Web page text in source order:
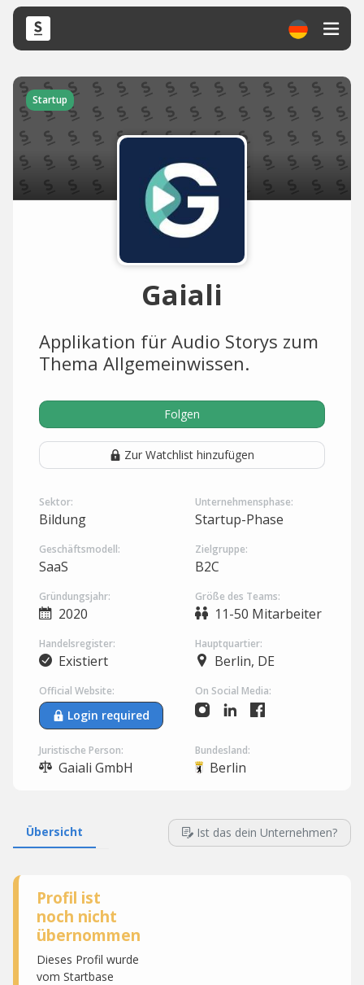
Startup
Gaiali
Applikation für Audio Storys zum
Thema Allgemeinwissen.
Folgen
Zur Watchlist hinzufügen
Sektor:
Bildung
Unternehmensphase:
Startup-Phase
Geschäftsmodell:
SaaS
Zielgruppe:
B2C
Gründungsjahr:
2020
Größe des Teams:
11-50 Mitarbeiter
Handelsregister:
Existiert
Hauptquartier:
Berlin, DE
Official Website:
Login required
On Social Media:
Juristische Person:
Gaiali GmbH
Bundesland:
Berlin
Übersicht Ist das dein Unternehmen?
Profil ist
noch nicht
übernommen
Dieses Profil wurde
vom Startbase